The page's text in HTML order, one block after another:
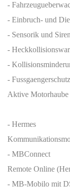
-
- Einbruch- und
- Sensorik und
-
-
- Fussgaengerschutz
Aktive Motorhaube
- Hermes
- MBConnect
Remote Online
- MB-Mobilo mit